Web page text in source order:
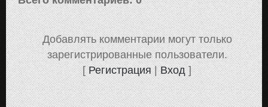
Добавлять комментарии могут только
зарегистрированные пользователи.
[Регистрация|Вход]